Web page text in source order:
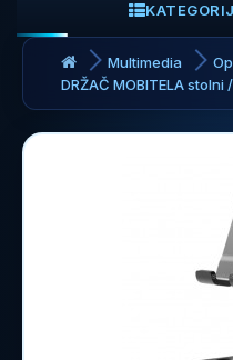
Multimedia
DRŽAČ MOBITELA stolni